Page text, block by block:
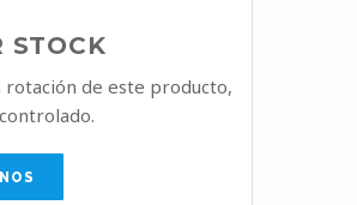
STOCK
rotación de este producto,